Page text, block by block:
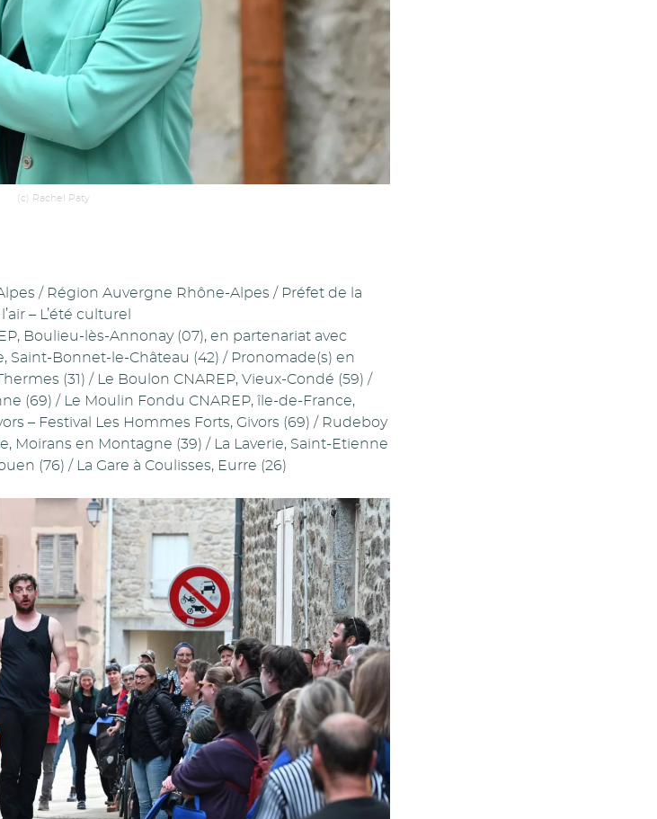
(c) Rachel Paty
/ Région Auvergne Rhône-Alpes / Préfet de la
– L’été culturel
Boulieu-lès-Annonay (07), en partenariat avec
Saint-Bonnet-le-Château (42) / Pronomade(s) en
(31) / Le Boulon CNAREP, Vieux-Condé (59) /
(69) / Le Moulin Fondu CNAREP, île-de-France,
– Festival Les Hommes Forts, Givors (69) / Rudeboy
Moirans en Montagne (39) / La Laverie, Saint-Etienne
(76) / La Gare à Coulisses, Eurre (26)